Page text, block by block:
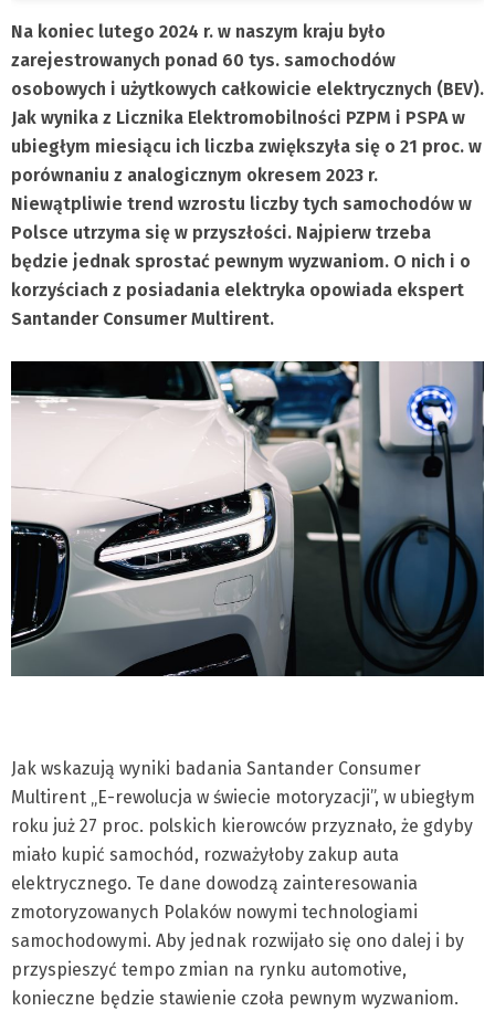
Na koniec lutego 2024 r. w naszym kraju było
zarejestrowanych ponad 60 tys. samochodów
osobowych i użytkowych całkowicie elektrycznych (BEV).
Jak wynika z Licznika Elektromobilności PZPM i PSPA w
ubiegłym miesiącu ich liczba zwiększyła się o 21 proc. w
porównaniu z analogicznym okresem 2023 r.
Niewątpliwie trend wzrostu liczby tych samochodów w
Polsce utrzyma się w przyszłości. Najpierw trzeba
będzie jednak sprostać pewnym wyzwaniom. O nich i o
korzyściach z posiadania elektryka opowiada ekspert
Santander Consumer Multirent.
Jak wskazują wyniki badania Santander Consumer
Multirent „E-rewolucja w świecie motoryzacji”, w ubiegłym
roku już 27 proc. polskich kierowców przyznało, że gdyby
miało kupić samochód, rozważyłoby zakup auta
elektrycznego. Te dane dowodzą zainteresowania
zmotoryzowanych Polaków nowymi technologiami
samochodowymi. Aby jednak rozwijało się ono dalej i by
przyspieszyć tempo zmian na rynku automotive,
konieczne będzie stawienie czoła pewnym wyzwaniom.